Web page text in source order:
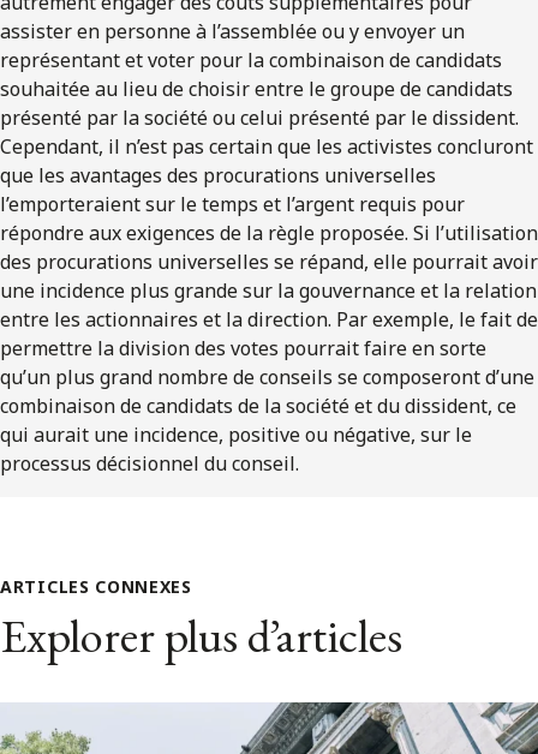
assister en personne à l’assemblée ou y envoyer un
représentant et voter pour la combinaison de candidats
souhaitée au lieu de choisir entre le groupe de candidats
présenté par la société ou celui présenté par le dissident.
Cependant, il n’est pas certain que les activistes concluront
que les avantages des procurations universelles
l’emporteraient sur le temps et l’argent requis pour
répondre aux exigences de la règle proposée. Si l’utilisation
des procurations universelles se répand, elle pourrait avoir
une incidence plus grande sur la gouvernance et la relation
entre les actionnaires et la direction. Par exemple, le fait de
permettre la division des votes pourrait faire en sorte
qu’un plus grand nombre de conseils se composeront d’une
combinaison de candidats de la société et du dissident, ce
qui aurait une incidence, positive ou négative, sur le
processus décisionnel du conseil.
ARTICLES CONNEXES
Explorer plus d’articles